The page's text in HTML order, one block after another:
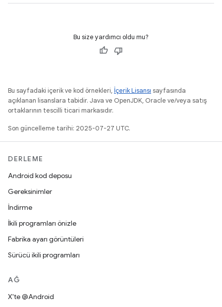
Bu size yardımcı oldu mu?
Bu sayfadaki içerik ve kod örnekleri, İçerik Lisansı sayfasında
açıklanan lisanslara tabidir. Java ve OpenJDK, Oracle ve/veya satış
ortaklarının tescilli ticari markasıdır.
Son güncelleme tarihi: 2025-07-27 UTC.
DERLEME
Android kod deposu
Gereksinimler
İndirme
İkili programları önizle
Fabrika ayarı görüntüleri
Sürücü ikili programları
AĞ
X'te @Android